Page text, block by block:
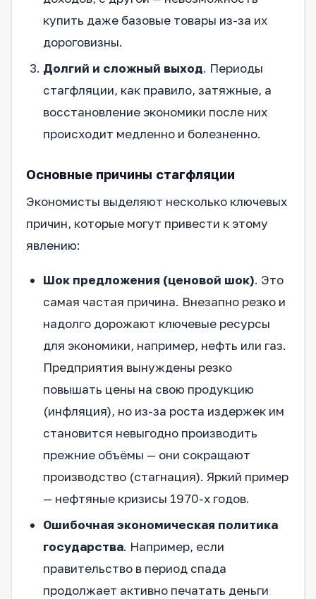
купить даже базовые товары из-за их
дороговизны.
Долгий и сложный выход. Периоды
стагфляции, как правило, затяжные, а
восстановление экономики после них
происходит медленно и болезненно.
Основные причины стагфляции
Экономисты выделяют несколько ключевых
причин, которые могут привести к этому
явлению:
Шок предложения (ценовой шок). Это
самая частая причина. Внезапно резко и
надолго дорожают ключевые ресурсы
для экономики, например, нефть или газ.
Предприятия вынуждены резко
повышать цены на свою продукцию
(инфляция), но из-за роста издержек им
становится невыгодно производить
прежние объёмы — они сокращают
производство (стагнация). Яркий пример
— нефтяные кризисы 1970-х годов.
Ошибочная экономическая политика
государства. Например, если
правительство в период спада
продолжает активно печатать деньги